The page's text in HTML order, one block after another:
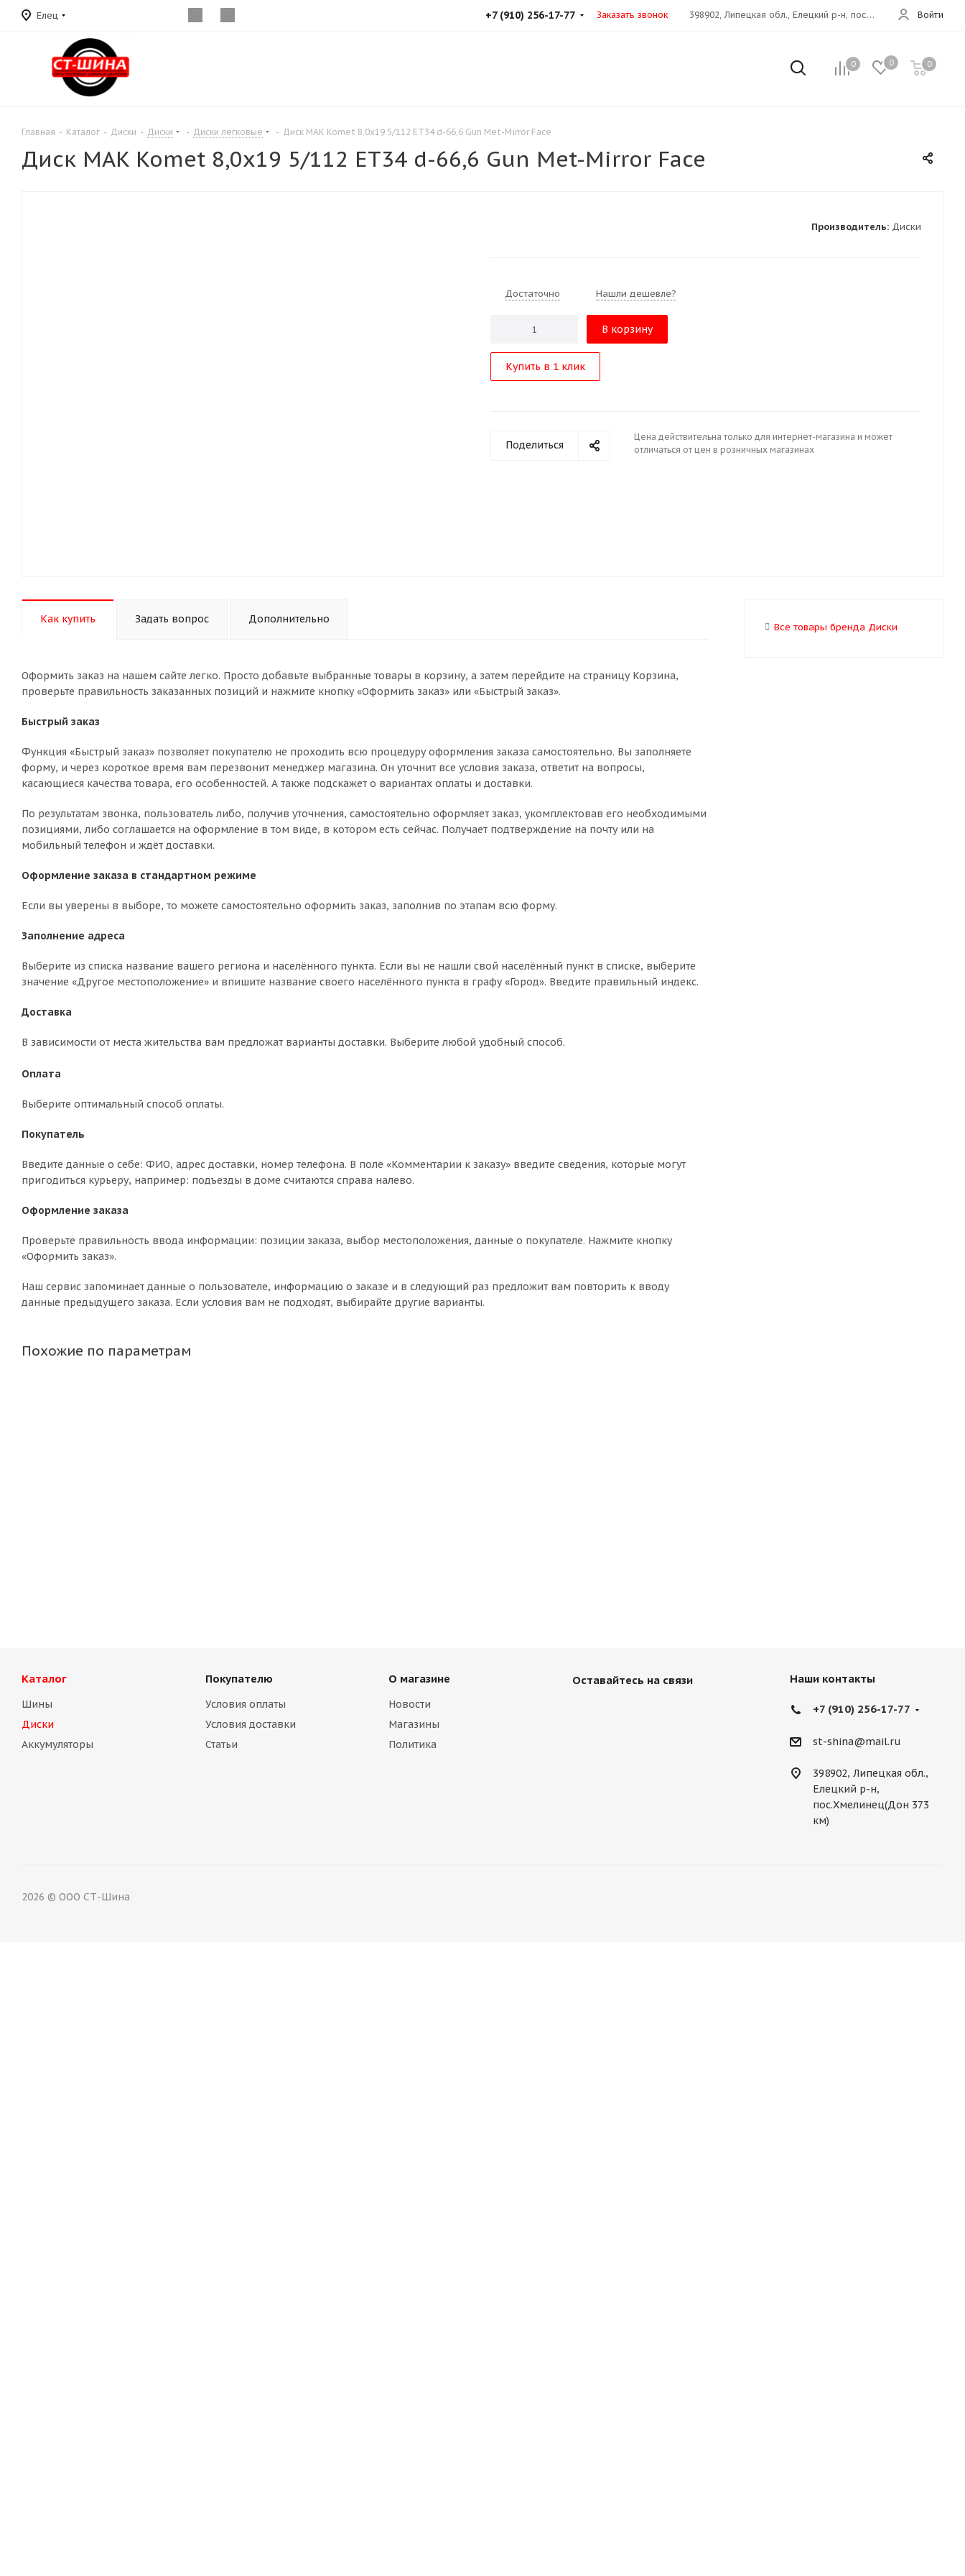
Елец Войти
398902, Липецкая обл., Елецкий р-н, пос.Хмелинец(Дон 373 км)
+7 (910) 256-17-77 Заказать звонок
0 0 0
Главная - Каталог - Диски - Диски - Диски легковые - Диск MAK Komet 8,0x19 5/112 ET34 d-66,6 Gun Met-Mirror Face
Диск MAK Komet 8,0x19 5/112 ET34 d-66,6 Gun Met-Mirror Face
Производитель: Диски
Достаточно Нашли дешевле?
В корзину
Купить в 1 клик
Поделиться
Цена действительна только для интернет-магазина и может
отличаться от цен в розничных магазинах
Как купить Задать вопрос Дополнительно
Оформить заказ на нашем сайте легко. Просто добавьте выбранные товары в корзину, а затем перейдите на страницу Корзина,
проверьте правильность заказанных позиций и нажмите кнопку «Оформить заказ» или «Быстрый заказ».
Быстрый заказ
Функция «Быстрый заказ» позволяет покупателю не проходить всю процедуру оформления заказа самостоятельно. Вы заполняете
форму, и через короткое время вам перезвонит менеджер магазина. Он уточнит все условия заказа, ответит на вопросы,
касающиеся качества товара, его особенностей. А также подскажет о вариантах оплаты и доставки.
По результатам звонка, пользователь либо, получив уточнения, самостоятельно оформляет заказ, укомплектовав его необходимыми
позициями, либо соглашается на оформление в том виде, в котором есть сейчас. Получает подтверждение на почту или на
мобильный телефон и ждёт доставки.
Оформление заказа в стандартном режиме
Если вы уверены в выборе, то можете самостоятельно оформить заказ, заполнив по этапам всю форму.
Заполнение адреса
Выберите из списка название вашего региона и населённого пункта. Если вы не нашли свой населённый пункт в списке, выберите
значение «Другое местоположение» и впишите название своего населённого пункта в графу «Город». Введите правильный индекс.
Доставка
В зависимости от места жительства вам предложат варианты доставки. Выберите любой удобный способ.
Оплата
Выберите оптимальный способ оплаты.
Покупатель
Введите данные о себе: ФИО, адрес доставки, номер телефона. В поле «Комментарии к заказу» введите сведения, которые могут
пригодиться курьеру, например: подъезды в доме считаются справа налево.
Оформление заказа
Проверьте правильность ввода информации: позиции заказа, выбор местоположения, данные о покупателе. Нажмите кнопку
«Оформить заказ».
Наш сервис запоминает данные о пользователе, информацию о заказе и в следующий раз предложит вам повторить к вводу
данные предыдущего заказа. Если условия вам не подходят, выбирайте другие варианты.
Похожие по параметрам
Все товары бренда Диски
Каталог
Шины
Диски
Аккумуляторы
Покупателю
Условия оплаты
Условия доставки
Статьи
О магазине
Новости
Магазины
Политика
Оставайтесь на связи Наши контакты
+7 (910) 256-17-77
st-shina@mail.ru
398902, Липецкая обл.,
Елецкий р-н,
пос.Хмелинец(Дон 373
км)
2026 © ООО СТ-Шина